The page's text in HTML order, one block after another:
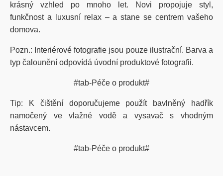
krásný vzhled po mnoho let. Novi propojuje styl,
funkčnost a luxusní relax – a stane se centrem vašeho
domova.
Pozn.: Interiérové fotografie jsou pouze ilustrační. Barva a
typ čalounění odpovídá úvodní produktové fotografii.
#tab-Péče o produkt#
Tip: K čištění doporučujeme použít bavlněný hadřík
namočený ve vlažné vodě a vysavač s vhodným
nástavcem.
#tab-Péče o produkt#